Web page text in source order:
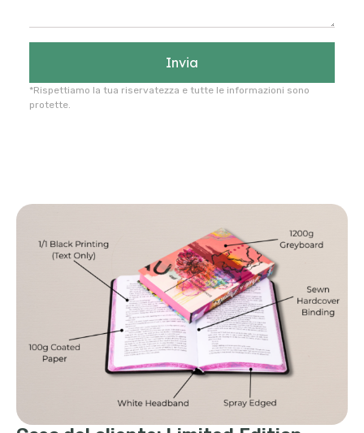
Invia
*Rispettiamo la tua riservatezza e tutte le informazioni sono
protette.